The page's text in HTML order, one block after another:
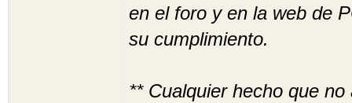
en el foro y en la web de
su cumplimiento.
** Cualquier hecho que